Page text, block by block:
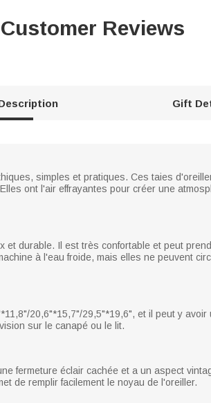
Customer Reviews
Gift
simples et pratiques. Ces taies
ont l'air effrayantes pour créer une
durable. Il est très confortable et peut
à l'eau froide, mais elles ne peuvent
20,6"*15,7"/29,5"*19,6", et il peut y
sur le canapé ou le lit.
fermeture éclair cachée et a un aspect
de remplir facilement le noyau de l'oreiller.